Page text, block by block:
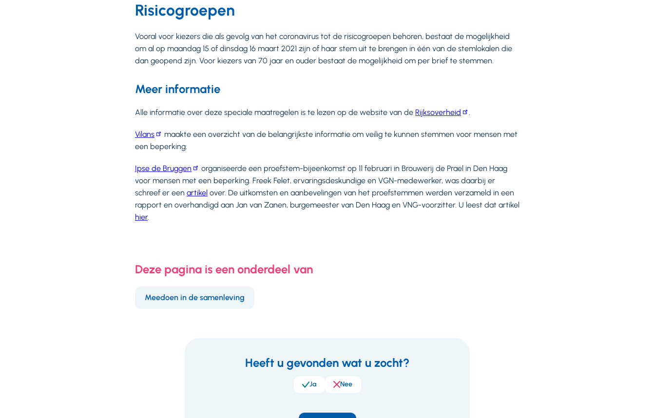
Risicogroepen
Vooral voor kiezers die als gevolg van het coronavirus tot de risicogroepen behoren, bestaat de mogelijkheid
om al op maandag 15 of dinsdag 16 maart 2021 zijn of haar stem uit te brengen in één van de stemlokalen die
dan geopend zijn. Voor kiezers van 70 jaar en ouder bestaat de mogelijkheid om per brief te stemmen.
Meer informatie
Alle informatie over deze speciale maatregelen is te lezen op de website van de Rijksoverheid
Vilans
maakte een overzicht van de belangrijkste informatie om veilig te kunnen stemmen voor mensen met
een beperking.
Ipse de Bruggen
organiseerde een proefstem-bijeenkomst op 11 februari in Brouwerij de Prael in Den Haag
voor mensen met een beperking. Freek Felet, ervaringsdeskundige en VGN-medewerker, was daarbij er
schreef er een artikel over. De uitkomsten en aanbevelingen van het proefstemmen werden verzameld in een
rapport en overhandigd aan Jan van Zanen, burgemeester van Den Haag en VNG-voorzitter. U leest dat artikel
hier.
Deze pagina is een onderdeel van
Meedoen in de samenleving
Heeft u gevonden wat u zocht?
Ja Nee